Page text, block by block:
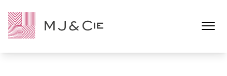
Ouvrir